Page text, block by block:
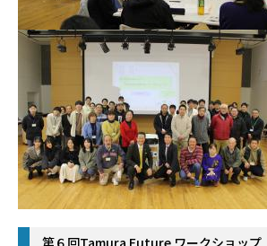
第６回Tamura Future ワークショップ